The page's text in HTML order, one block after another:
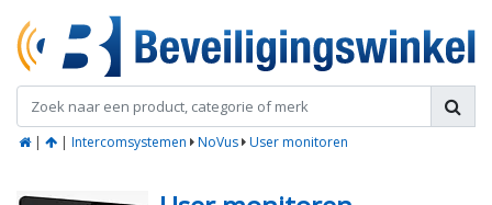
| | Intercomsystemen NoVus User monitoren